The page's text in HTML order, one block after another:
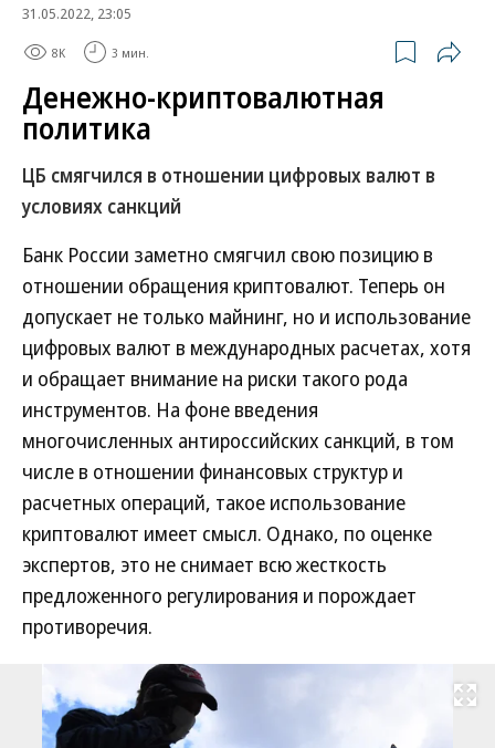
31.05.2022, 23:05
8K 3 мин.
Денежно-криптовалютная
политика
ЦБ смягчился в отношении цифровых валют в
условиях санкций
Банк России заметно смягчил свою позицию в
отношении обращения криптовалют. Теперь он
допускает не только майнинг, но и использование
цифровых валют в международных расчетах, хотя
и обращает внимание на риски такого рода
инструментов. На фоне введения
многочисленных антироссийских санкций, в том
числе в отношении финансовых структур и
расчетных операций, такое использование
криптовалют имеет смысл. Однако, по оценке
экспертов, это не снимает всю жесткость
предложенного регулирования и порождает
противоречия.
Развернуть